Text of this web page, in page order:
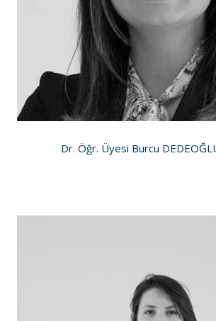
Dr. Öğr. Üyesi Burcu